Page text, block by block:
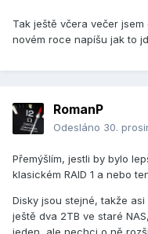
Tak ještě včera večer jsem
novém roce napíšu jak to
RomanP
Odesláno 30.
Přemýšlím, jestli by bylo
klasickém RAID 1 a nebo
Disky jsou stejné, takže asi
ještě dva 2TB ve staré